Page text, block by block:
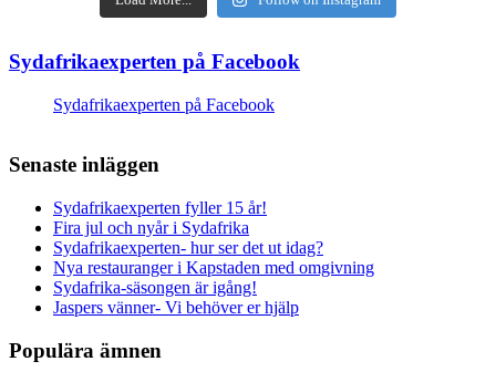
Sydafrikaexperten på Facebook
Sydafrikaexperten på Facebook
Senaste inläggen
Sydafrikaexperten fyller 15 år!
Fira jul och nyår i Sydafrika
Sydafrikaexperten- hur ser det ut idag?
Nya restauranger i Kapstaden med omgivning
Sydafrika-säsongen är igång!
Jaspers vänner- Vi behöver er hjälp
Populära ämnen